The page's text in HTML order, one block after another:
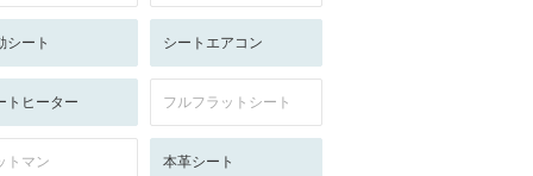
シート シートエアコン
トヒーター フルフラットシート
トマン 本革シート